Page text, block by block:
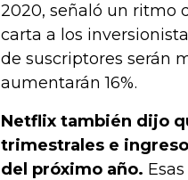
2020, señaló un ritmo
carta a los
de suscriptores serán
aumentarán 16%.
Netflix también dijo
trimestrales e
del próximo año.